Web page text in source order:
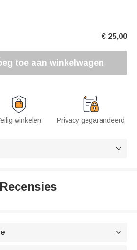
€ 25,00
toe aan winkelwagen
winkelen Privacy gegarandeerd

Recensies
